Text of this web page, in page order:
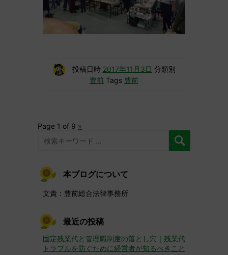
投稿日時 2017年11月3日 分類別
豊前 Tags 豊前
Page 1 of 9 »
本ブログについて
文責：豊前総合法律事務所
最近の投稿
固定残業代と管理職制度の落とし穴｜残業代
トラブルを防ぐために経営者が知るべきこと